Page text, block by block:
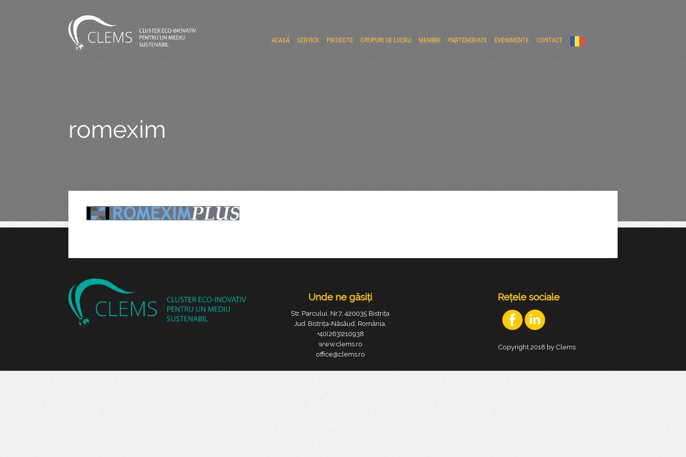
ACASĂ SERVICII PROIECTE GRUPURI DE LUCRU MEMBRI PARTENERIATE EVENIMENTE CONTACT
romexim
Unde ne găsiți
Str. Parcului, Nr.7, 420035 Bistrița
Jud. Bistrița-Năsăud, România,
+40(263)210938
www.clems.ro
office@clems.ro
Rețele sociale
Copyright 2018 by Clems.